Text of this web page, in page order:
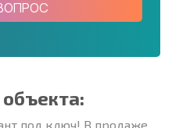
под ключ! В продаже